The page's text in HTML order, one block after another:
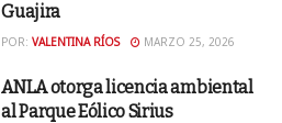
Guajira
POR: VALENTINA RÍOS MARZO 25, 2026
ANLA otorga licencia ambiental
al Parque Eólico Sirius